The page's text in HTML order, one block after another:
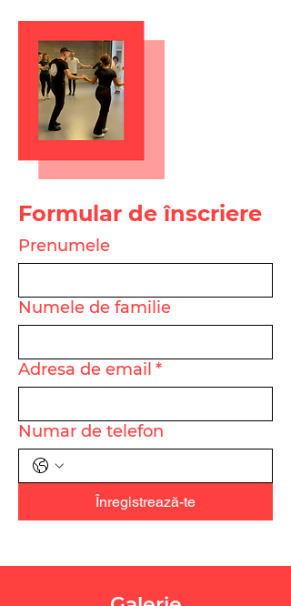
Formular de înscriere
Prenumele
Numele de familie
Adresa de email *
Numar de telefon
Înregistrează-te